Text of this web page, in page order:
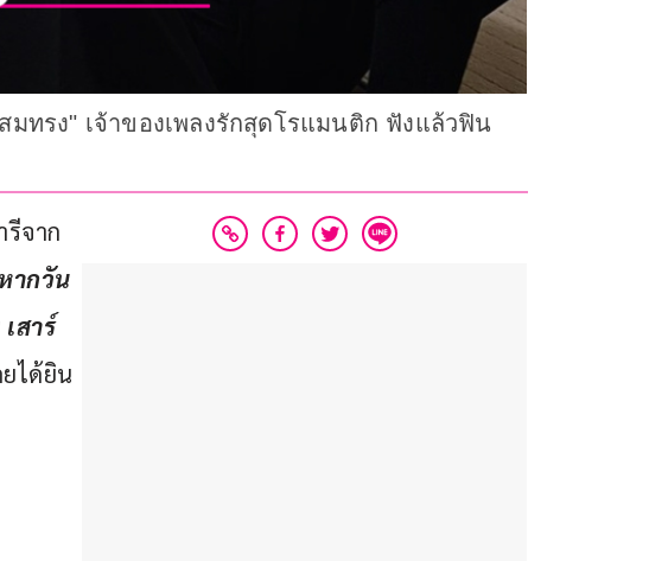
ทรง" เจ้าของเพลงรักสุดโรแมนติก ฟังแล้วฟิน
รีจาก
ากวัน
สาร์
ได้ยิน